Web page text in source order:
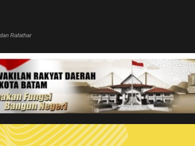
Rafathar